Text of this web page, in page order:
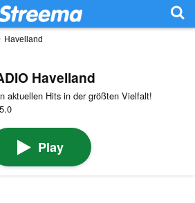
Havelland
Havelland
aktuellen Hits in der größten Vielfalt!
Play